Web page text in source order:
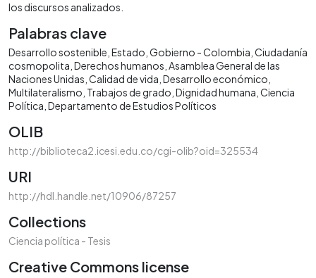
los discursos analizados.
Palabras clave
Desarrollo sostenible Estado Gobierno - Colombia Ciudadanía
cosmopolita Derechos humanos Asamblea General de las
Naciones Unidas Calidad de vida Desarrollo económico
Multilateralismo Trabajos de grado Dignidad humana Ciencia
Política Departamento de Estudios Políticos
OLIB
http://biblioteca2.icesi.edu.co/cgi-olib?oid=325534
URI
http://hdl.handle.net/10906/87257
Collections
Ciencia política - Tesis
Creative Commons license